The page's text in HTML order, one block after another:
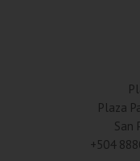
Plaza
San
+504